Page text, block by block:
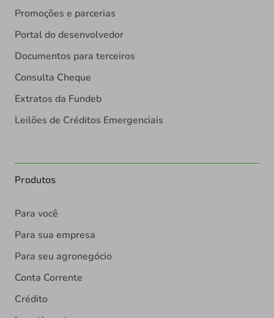
Promoções e parcerias
Portal do desenvolvedor
Documentos para terceiros
Consulta Cheque
Extratos da Fundeb
Leilões de Créditos Emergenciais
Produtos
Para você
Para sua empresa
Para seu agronegócio
Conta Corrente
Crédito